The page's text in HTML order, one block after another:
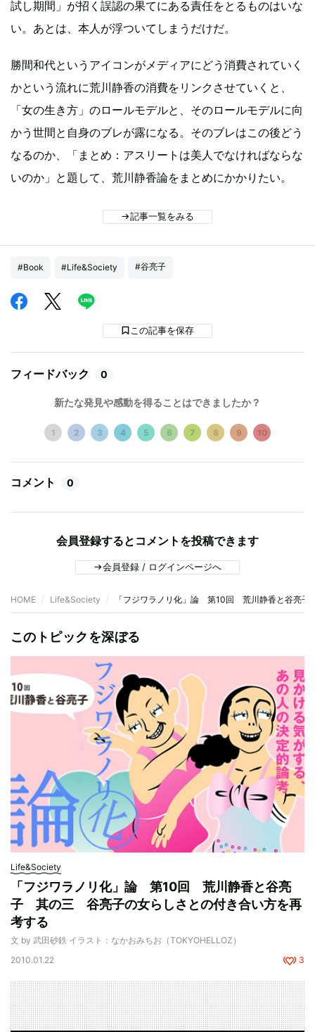
試し期間」が招く誤認の果てにある責任をとるものはいな
い。あとは、本人が浮ついてしまうだけだ。
勝間和代というアイコンがメディアにどう消費されていく
かという流れに荒川静香の消費をリンクさせていくと、
「女の生き方」のロールモデルと、そのロールモデルに向
かう世間と自身のブレが露になる。そのブレはこの後どう
なるのか、「まとめ：アスリートは美人でなければならな
いのか」と題して、荒川静香論をまとめにかかりたい。
記事一覧をみる
#Book #Life&Society #谷亮子
この記事を保存
フィードバック 0
新たな発見や感動を得ることはできましたか？
1 2 3 4 5 6 7 8 9 10
コメント 0
会員登録するとコメントを投稿できます
会員登録 / ログインページへ
HOME Life&Society 「フジワラノリ化」論 第10回 荒川静香と谷亮
このトピックを深ぼる
Life&Society
「フジワラノリ化」論 第10回 荒川静香と谷亮
子 其の三 谷亮子の女らしさとの付き合い方を再
考する
文 by 武田砂鉄 イラスト：なかおみちお（TOKYOHELLOZ）
2010.01.22
3